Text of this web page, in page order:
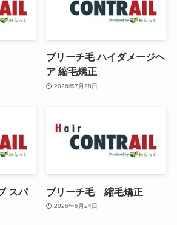
ブリーチ毛 ハイダメージヘ
ア 縮毛矯正
2026年7月28日
スパ
ブリーチ毛 縮毛矯正
2026年6月24日